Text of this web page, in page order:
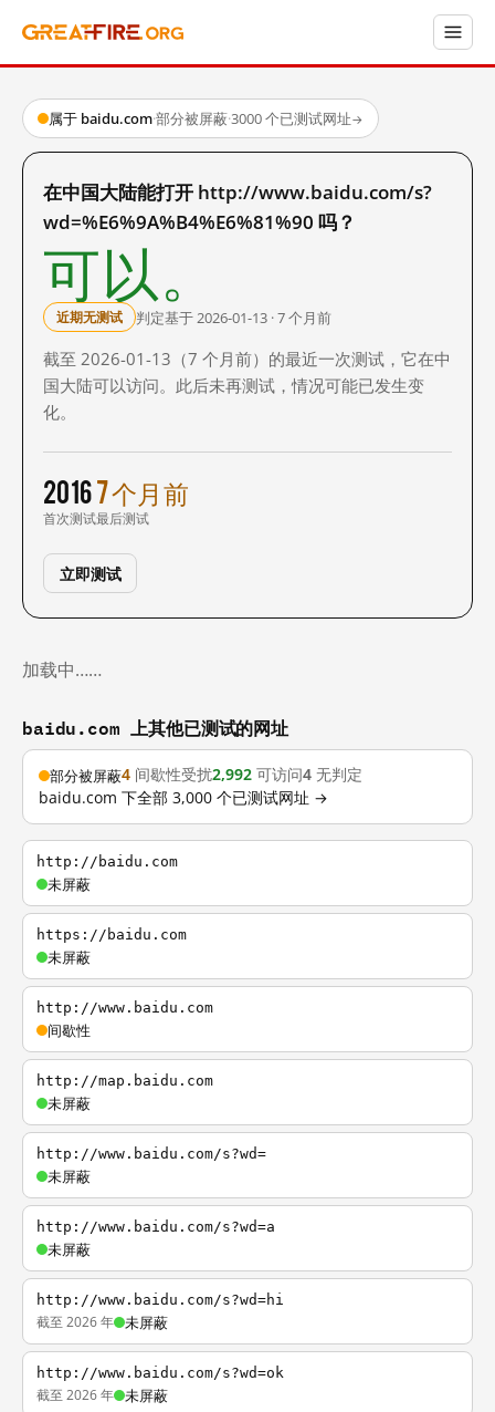
属于 baidu.com·部分被屏蔽·3000 个已测试网址→
在中国大陆能打开 http://www.baidu.com/s?
wd=%E6%9A%B4%E6%81%90 吗？
可以。
近期无测试 判定基于 2026-01-13 · 7 个月前
截至 2026-01-13（7 个月前）的最近一次测试，它在中
国大陆可以访问。此后未再测试，情况可能已发生变
化。
2016
首次测试
7 个月前
最后测试
立即测试
加载中……
baidu.com 上其他已测试的网址
部分被屏蔽4 间歇性受扰2,992 可访问4 无判定
baidu.com 下全部 3,000 个已测试网址 →
http://baidu.com
未屏蔽
https://baidu.com
未屏蔽
http://www.baidu.com
间歇性
http://map.baidu.com
未屏蔽
http://www.baidu.com/s?wd=
未屏蔽
http://www.baidu.com/s?wd=a
未屏蔽
http://www.baidu.com/s?wd=hi
截至 2026 年 未屏蔽
http://www.baidu.com/s?wd=ok
截至 2026 年 未屏蔽